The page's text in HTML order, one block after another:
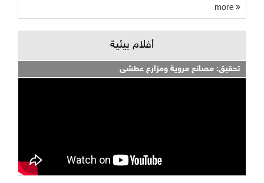
أفلام بيئية
تحقيق: مصانع مروية ومزارع عطشى